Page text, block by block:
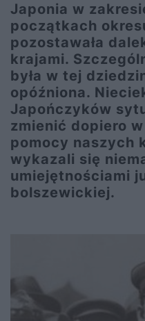
Japonia w
początkach
pozostawała
krajami.
była w tej
opóźniona.
Japończyków
zmienić dopiero
pomocy naszych
wykazali się
umiejętnościami
bolszewickiej.